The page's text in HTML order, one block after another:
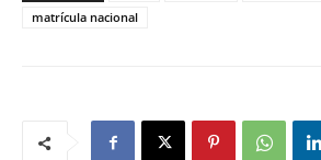
matrícula nacional